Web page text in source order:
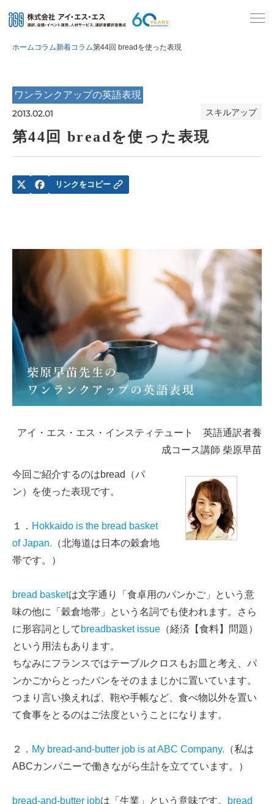
ホームコラム新着コラム第44回 breadを使った表現
ワンランクアップの英語表現
2013.02.01 スキルアップ
第44回 breadを使った表現
リンクをコピー
アイ・エス・エス・インスティテュート 英語通訳者養
成コース講師 柴原早苗
今回ご紹介するのはbread（パ
ン）を使った表現です。
１． Hokkaido is the bread basket
of Japan. （北海道は日本の穀倉地
帯です。）
bread basketは文字通り「食卓用のパンかご」という意
味の他に「穀倉地帯」という名詞でも使われます。さら
に形容詞として breadbasket issue （経済【食料】問題）
という用法もあります。
ちなみにフランスではテーブルクロスもお皿と考え、パ
ンかごからとったパンをそのままじかに置いています。
つまり言い換えれば、鞄や手帳など、食べ物以外を置い
て食事をとるのはご法度ということになります。
２． My bread-and-butter job is at ABC Company. （私は
ABCカンパニーで働きながら生計を立てています。）
bread-and-butter jobは「生業」という意味です。
bread